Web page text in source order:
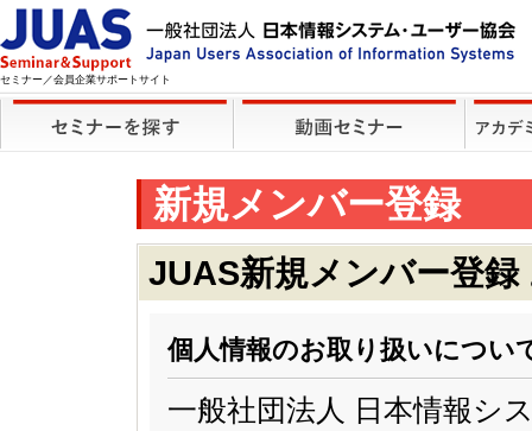
セミナー／会員企業サポートサイト
新規メンバー登録
JUAS新規メンバー登
個人情報のお取り扱いについ
一般社団法人 日本情報シ